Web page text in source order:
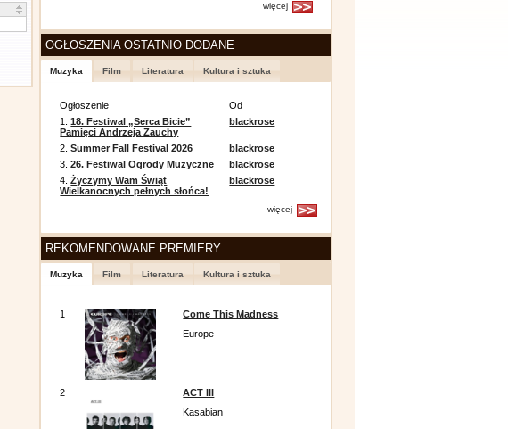
więcej
OGŁOSZENIA OSTATNIO DODANE
Muzyka Film Literatura Kultura i sztuka
Ogłoszenie
Od
1.18. Festiwal „Serca Bicie”
Pamięci Andrzeja Zauchy
blackrose
2.Summer Fall Festival 2026
blackrose
3.26. Festiwal Ogrody Muzyczne
blackrose
4.Życzymy Wam Świąt
Wielkanocnych pełnych słońca!
blackrose
więcej
REKOMENDOWANE PREMIERY
Muzyka Film Literatura Kultura i sztuka
1
Come This Madness
Europe
2
ACT III
Kasabian